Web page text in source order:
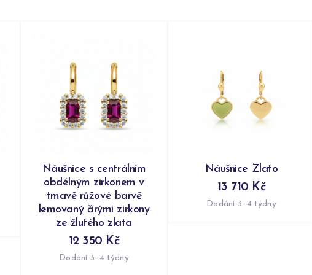
Náušnice s centrálním
obdélným zirkonem v
tmavě růžové barvě
lemovaný čirými zirkony
ze žlutého zlata
12 350 Kč
Dodání 3–4 týdny
Náušnice Zlato
13 710 Kč
Dodání 3–4 týdny